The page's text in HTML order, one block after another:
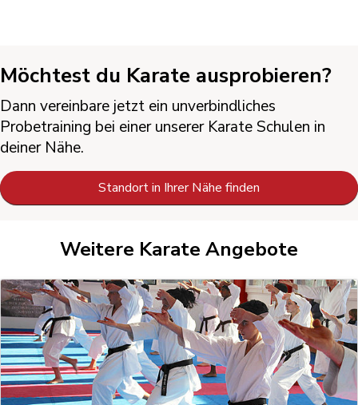
Möchtest du Karate ausprobieren?
Dann vereinbare jetzt ein unverbindliches
Probetraining bei einer unserer Karate Schulen in
deiner Nähe.
Standort in Ihrer Nähe finden
Weitere Karate Angebote